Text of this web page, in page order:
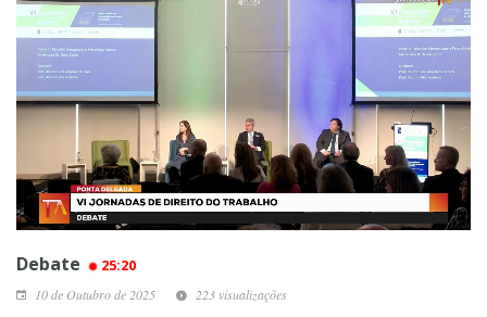
Debate 25:20
10 de Outubro de 2025 223 visualizações